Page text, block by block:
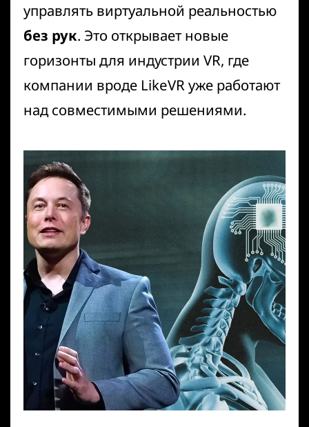
управлять виртуальной реальностью
без рук. Это открывает новые
горизонты для индустрии VR, где
компании вроде LikeVRуже работают
над совместимыми решениями.